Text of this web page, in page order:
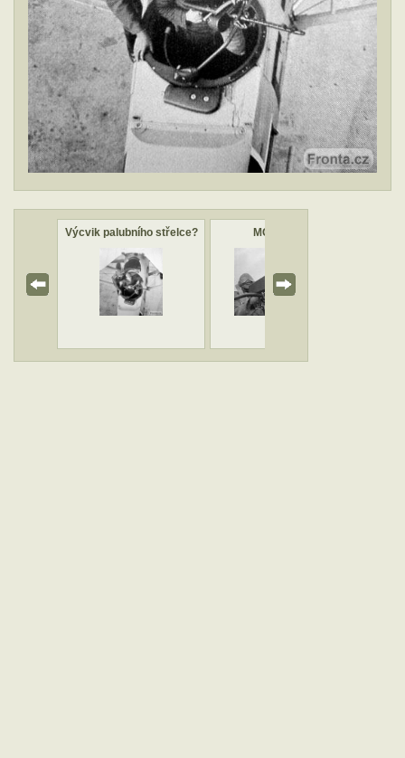
Výcvik palubního střelce? MG Kamera